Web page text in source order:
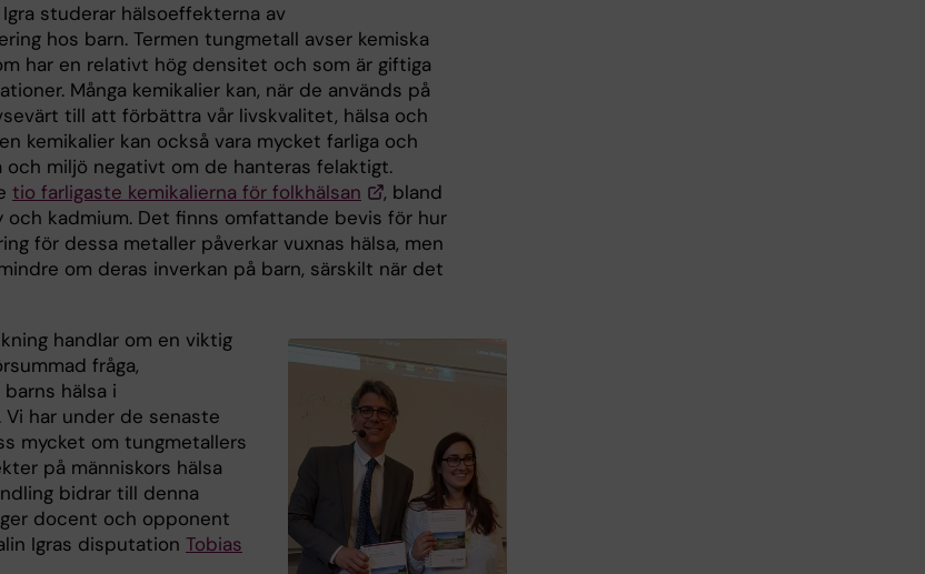
studerar hälsoeffekterna av
hos barn. Termen tungmetall avser kemiska
har en relativt hög densitet och som är giftiga
Många kemikalier kan, när de används på
till att förbättra vår livskvalitet, hälsa och
kemikalier kan också vara mycket farliga och
och miljö negativt om de hanteras felaktigt.
tio farligaste kemikalierna för folkhälsan
, bland
och kadmium. Det finns omfattande bevis för hur
för dessa metaller påverkar vuxnas hälsa, men
om deras inverkan på barn, särskilt när det
handlar om en viktig
fråga,
hälsa i
Vi har under de senaste
mycket om tungmetallers
på människors hälsa
bidrar till denna
docent och opponent
Igras disputation Tobias